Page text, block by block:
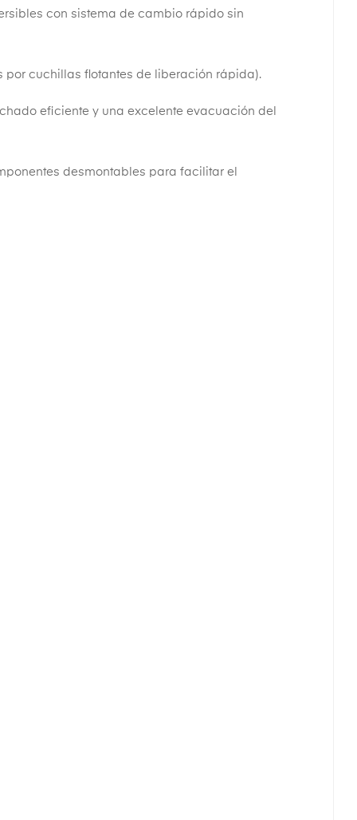
con sistema de cambio rápido sin
cuchillas flotantes de liberación rápida).
eficiente y una excelente evacuación del
desmontables para facilitar el